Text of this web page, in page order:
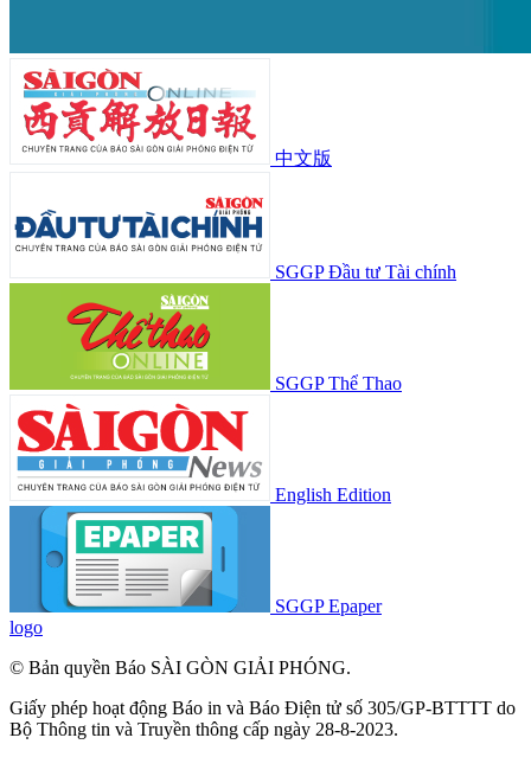
中文版
SGGP Đầu tư Tài chính
SGGP Thể Thao
English Edition
SGGP Epaper
logo
© Bản quyền Báo SÀI GÒN GIẢI PHÓNG.
Giấy phép hoạt động Báo in và Báo Điện tử số 305/GP-BTTTT do
Bộ Thông tin và Truyền thông cấp ngày 28-8-2023.